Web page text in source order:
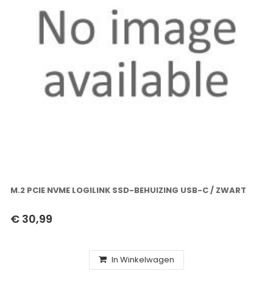
M.2 PCIE NVME LOGILINK SSD-BEHUIZING USB-C / ZWART
€ 30,99
In Winkelwagen